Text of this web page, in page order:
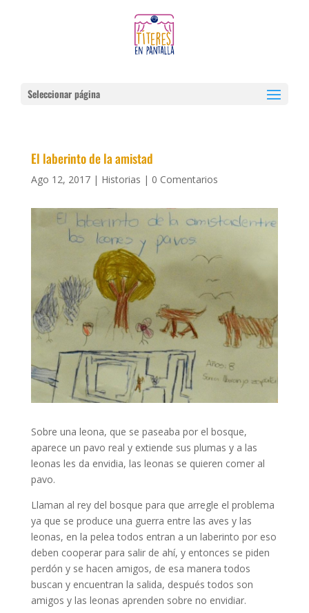
Seleccionar página
El laberinto de la amistad
Ago 12, 2017| Historias | 0 Comentarios
Sobre una leona, que se paseaba por el bosque,
aparece un pavo real y extiende sus plumas y a las
leonas les da envidia, las leonas se quieren comer al
pavo.
Llaman al rey del bosque para que arregle el problema
ya que se produce una guerra entre las aves y las
leonas, en la pelea todos entran a un laberinto por eso
deben cooperar para salir de ahí, y entonces se piden
perdón y se hacen amigos, de esa manera todos
buscan y encuentran la salida, después todos son
amigos y las leonas aprenden sobre no envidiar.